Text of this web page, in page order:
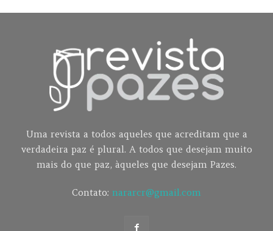
Uma revista a todos aqueles que acreditam que a
verdadeira paz é plural. A todos que desejam muito
mais do que paz, àqueles que desejam Pazes.
Contato: nararcr@gmail.com